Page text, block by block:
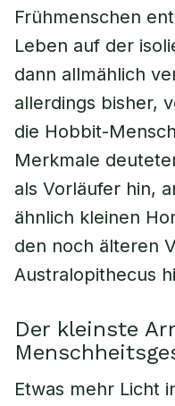
Frühmenschen
Leben auf der
dann allmählich
allerdings bisher,
die Hobbit-
Merkmale
als Vorläufer hin,
ähnlich kleinen
den noch älteren
Australopithecus
Der kleinste
Etwas mehr Licht